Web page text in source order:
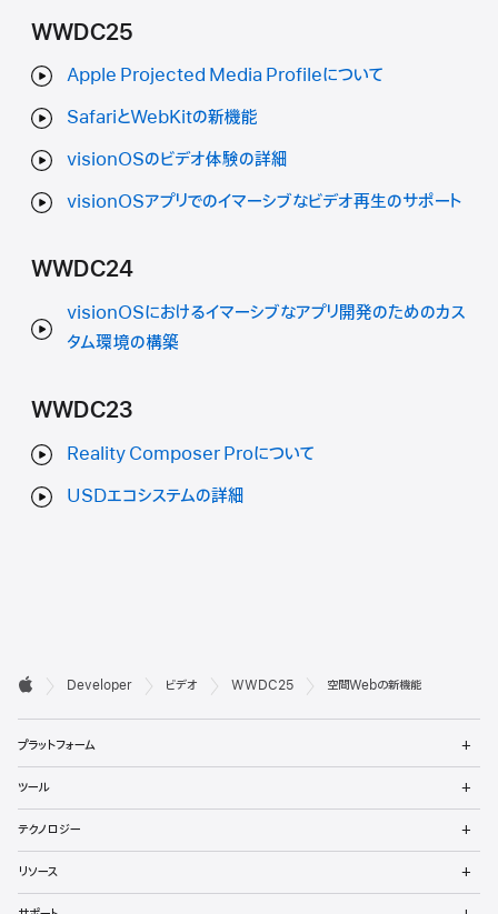
WWDC25
Apple Projected Media Profileについて
SafariとWebKitの新機能
visionOSのビデオ体験の詳細
visionOSアプリでのイマーシブなビデオ再生のサポート
WWDC24
visionOSにおけるイマーシブなアプリ開発のためのカス
タム環境の構築
WWDC23
Reality Composer Proについて
USDエコシステムの詳細
デ
ベ
ロ
ッ
パ
向
け

Developer ビデオ WWDC25 空間Webの新機能
プラットフォーム
ュ
を
ツール
ュ
を
テクノロジー
ュ
を
リソース
ュ